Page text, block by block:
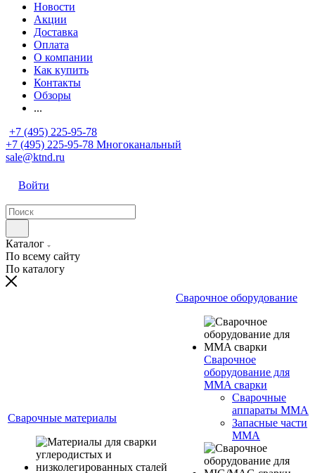
Новости
Акции
Доставка
Оплата
О компании
Как купить
Контакты
Обзоры
...
+7 (495) 225-95-78
+7 (495) 225-95-78 Многоканальный
sale@ktnd.ru
Войти
Каталог
По всему сайту
По каталогу
Сварочные материалы
Сварочное оборудование
Сварочное
оборудование для
MMA сварки
Сварочные
аппараты MMA
Запасные части
MMA